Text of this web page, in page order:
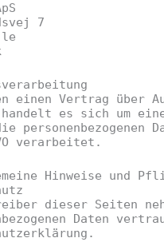
7
einen Vertrag über
es sich um
personenbezogenen
verarbeitet.
Hinweise und
dieser Seiten
Daten